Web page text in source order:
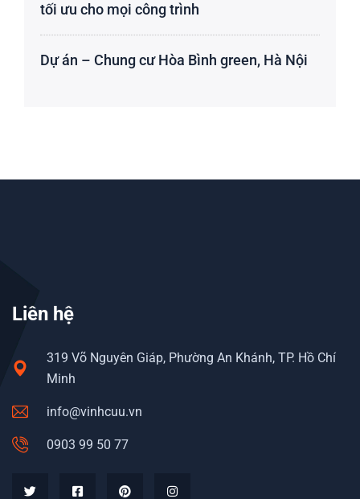
tối ưu cho mọi công trình
Dự án – Chung cư Hòa Bình green, Hà Nội
Liên hệ
319 Võ Nguyên Giáp, Phường An Khánh, TP. Hồ Chí
Minh
info@vinhcuu.vn
0903 99 50 77